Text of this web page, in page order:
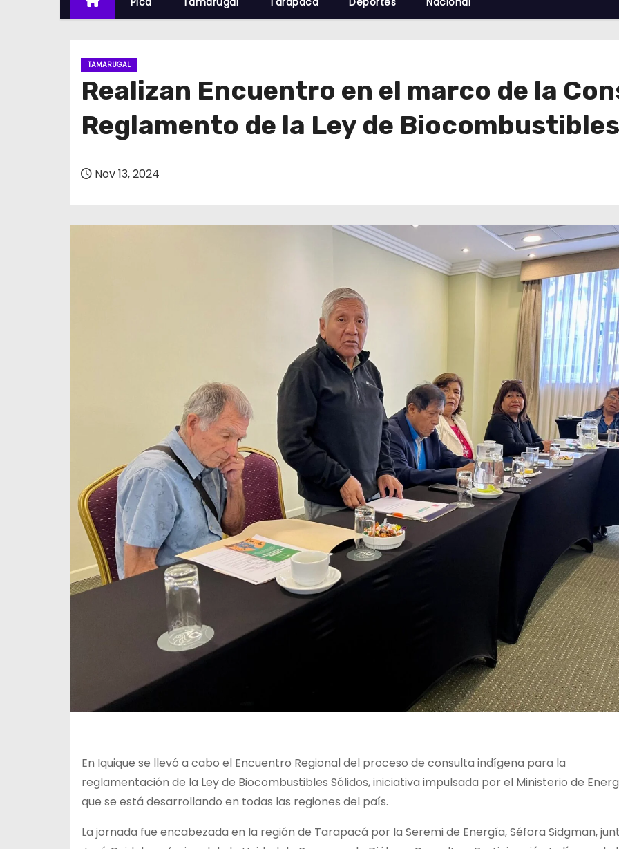
TAMARUGAL
Realizan Encuentro en el marco de la
Reglamento de la Ley de Biocombustibles
Nov 13, 2024
En Iquique se llevó a cabo el Encuentro Regional del proceso de consulta indígena para la
reglamentación de la Ley de Biocombustibles Sólidos, iniciativa impulsada por el Ministerio de
que se está desarrollando en todas las regiones del país.
La jornada fue encabezada en la región de Tarapacá por la Seremi de Energía, Séfora Sidgman,